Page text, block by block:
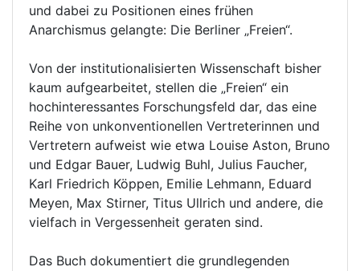
und dabei zu Positionen eines frühen
Anarchismus gelangte: Die Berliner „Freien“.
Von der institutionalisierten Wissenschaft bisher
kaum aufgearbeitet, stellen die „Freien“ ein
hochinteressantes Forschungsfeld dar, das eine
Reihe von unkonventionellen Vertreterinnen und
Vertretern aufweist wie etwa Louise Aston, Bruno
und Edgar Bauer, Ludwig Buhl, Julius Faucher,
Karl Friedrich Köppen, Emilie Lehmann, Eduard
Meyen, Max Stirner, Titus Ullrich und andere, die
vielfach in Vergessenheit geraten sind.
Das Buch dokumentiert die grundlegenden